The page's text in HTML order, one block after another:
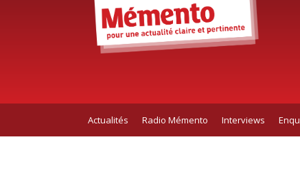
Actualités Radio Mémento Interviews